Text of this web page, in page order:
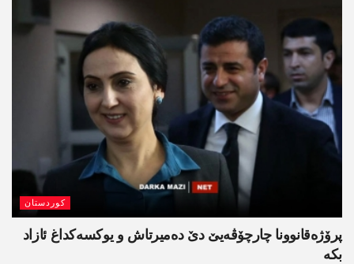
کوردستان
پرۆژەقانوونا چارچۆڤەیێ دێ دەمیرتاش و یوکسەکداغ ئازاد
بکە